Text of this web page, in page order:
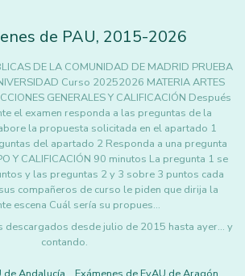
de PAU, 2015-2026
DE LA COMUNIDAD DE MADRID PRUEBA
Curso 20252026 MATERIA ARTES
GENERALES Y CALIFICACIÓN Después
el examen responda a las preguntas de la
la propuesta solicitada en el apartado 1
del apartado 2 Responda a una pregunta
Y CALIFICACIÓN 90 minutos La pregunta 1 se
y las preguntas 2 y 3 sobre 3 puntos cada
compañeros de curso le piden que dirija la
escena Cuál sería su propues…
descargados desde julio de 2015 hasta ayer... y
contando.